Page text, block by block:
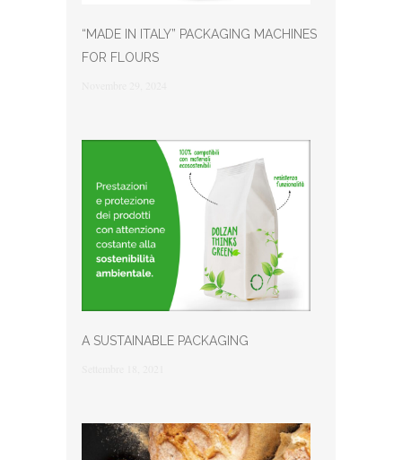
“MADE IN ITALY” PACKAGING MACHINES
FOR FLOURS
A SUSTAINABLE PACKAGING